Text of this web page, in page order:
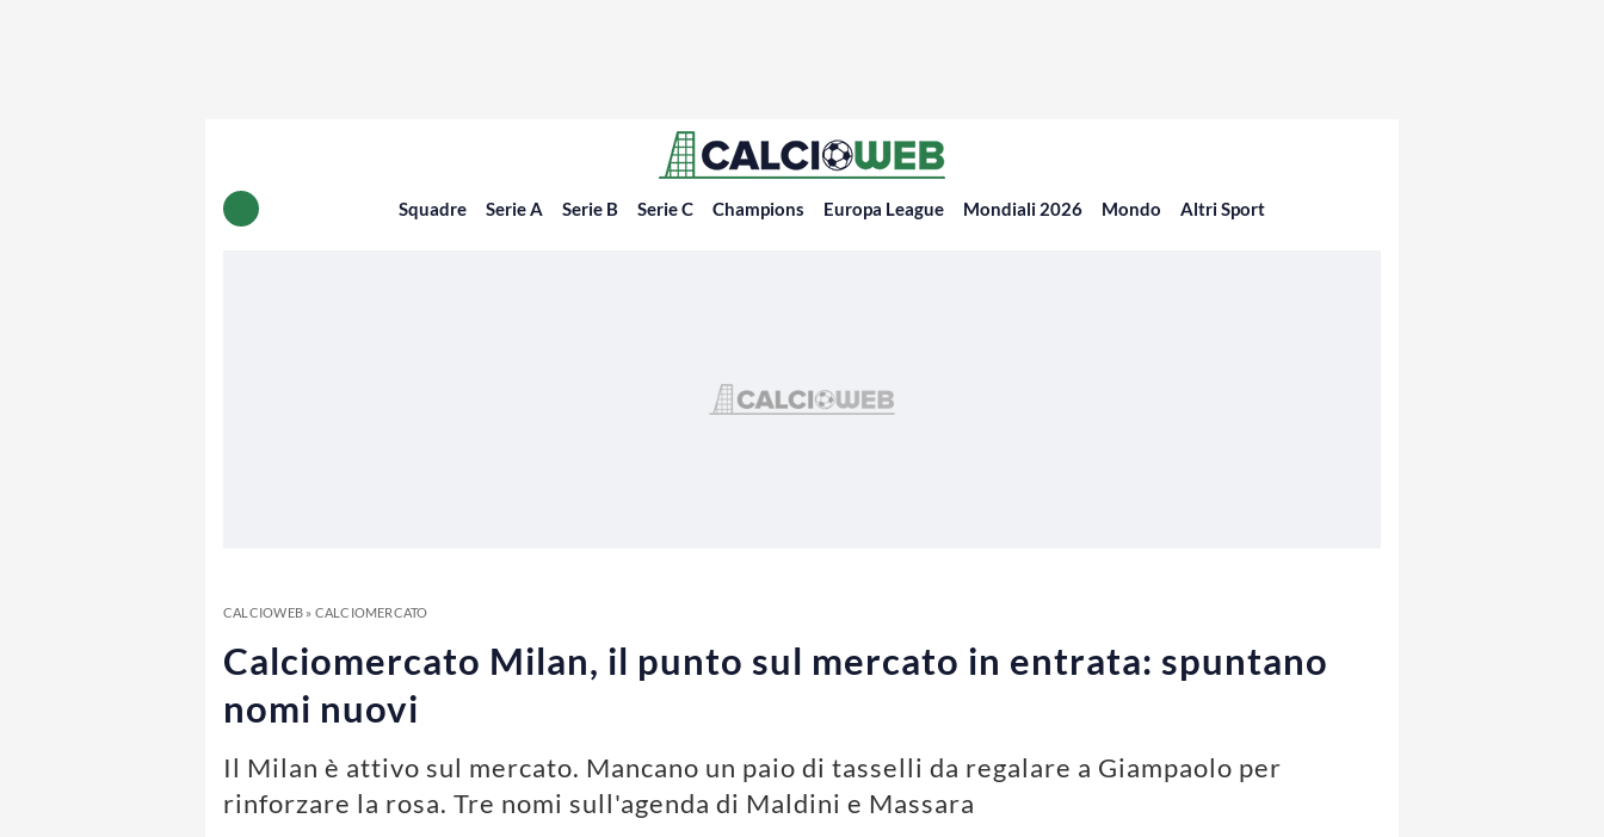
Squadre Serie A Serie B Serie C Champions Europa League Mondiali 2026 Mondo Altri Sport
CALCIOWEB» CALCIOMERCATO
Calciomercato Milan, il punto sul mercato in entrata: spuntano
nomi nuovi
Il Milan è attivo sul mercato. Mancano un paio di tasselli da regalare a Giampaolo per
rinforzare la rosa. Tre nomi sull'agenda di Maldini e Massara